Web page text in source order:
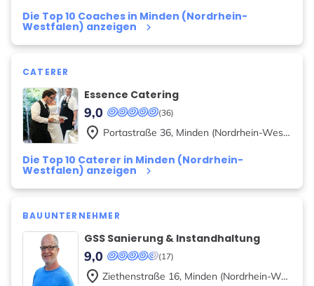
Die Top 10 Coaches in Minden (Nordrhein-
Westfalen) anzeigen keyboard_arrow_right
CATERER
Essence Catering
(36)
9,0
Die Top 10 Caterer in Minden (Nordrhein-
Westfalen) anzeigen keyboard_arrow_right
place Portastraße 36, Minden (Nordrhein-Westfalen)
BAUUNTERNEHMER
GSS Sanierung & Instandhaltung
(17)
9,0
place Ziethenstraße 16, Minden (Nordrhein-Westfalen)